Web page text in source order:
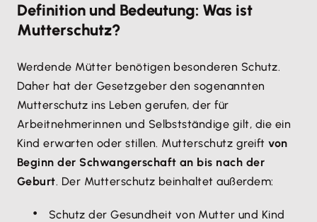
Definition und Bedeutung: Was ist
Mutterschutz?
Werdende Mütter benötigen besonderen Schutz.
Daher hat der Gesetzgeber den sogenannten
Mutterschutz ins Leben gerufen, der für
Arbeitnehmerinnen und Selbstständige gilt, die ein
Kind erwarten oder stillen. Mutterschutz greiftvon
Beginn der Schwangerschaft an bis nach der
Geburt. Der Mutterschutz beinhaltet außerdem:
Schutz der Gesundheit von Mutter und Kind